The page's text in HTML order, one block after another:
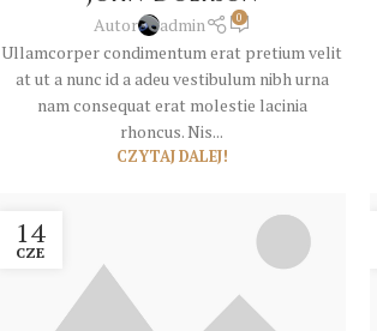
Autor admin 0
Ullamcorper condimentum erat pretium velit
at ut a nunc id a adeu vestibulum nibh urna
nam consequat erat molestie lacinia
rhoncus. Nis...
CZYTAJ DALEJ!
14
CZE